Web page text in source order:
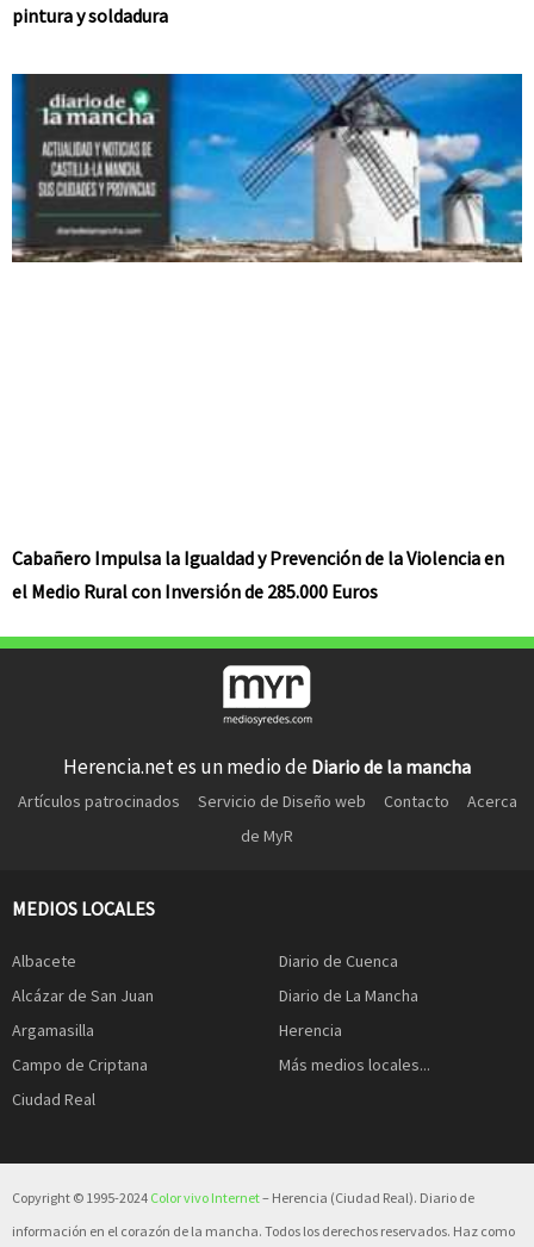
pintura y soldadura
Cabañero Impulsa la Igualdad y Prevención de la Violencia en
el Medio Rural con Inversión de 285.000 Euros
Herencia.net es un medio de Diario de la mancha
Artículos patrocinados Servicio de Diseño web Contacto
Acerca
de MyR
MEDIOS LOCALES
Albacete
Alcázar de San Juan
Argamasilla
Campo de Criptana
Ciudad Real
Diario de Cuenca
Diario de La Mancha
Herencia
Más medios locales...
Copyright © 1995-2024 Color vivo Internet– Herencia (Ciudad Real). Diario de
información en el corazón de la mancha. Todos los derechos reservados. Haz como